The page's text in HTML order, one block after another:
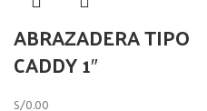
ABRAZADERA TIPO
CADDY 1″
S/0.00